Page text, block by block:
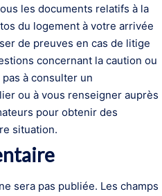
les documents relatifs à la
du logement à votre arrivée
de preuves en cas de litige
concernant la caution ou
à consulter un
ou à vous renseigner auprès
pour obtenir des
situation.
sera pas publiée. Les champs